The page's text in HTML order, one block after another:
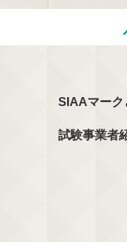
SIAAマーク
試験事業者